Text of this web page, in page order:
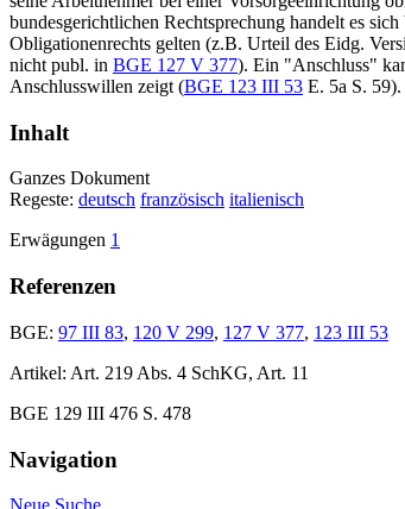
bundesgerichtlichen Rechtsprechung handelt es
Obligationenrechts gelten (z.B. Urteil des Eidg.
nicht publ. in BGE 127 V 377). Ein "Anschluss"
Anschlusswillen zeigt (BGE 123 III 53 E. 5a S. 59).
Inhalt
Ganzes Dokument
Regeste: deutsch französisch italienisch
Erwägungen 1
Referenzen
BGE: 97 III 83, 120 V 299, 127 V 377, 123 III 53
Artikel: Art. 219 Abs. 4 SchKG, Art. 11
BGE 129 III 476 S. 478
Navigation